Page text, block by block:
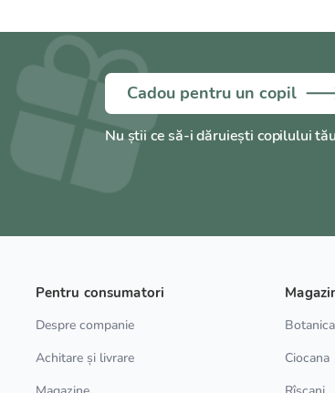
Cadou pentru un copil
Nu știi ce să-i dăruiești copilului
Pentru consumatori
Despre companie
Achitare și livrare
Botanica
Ciocana